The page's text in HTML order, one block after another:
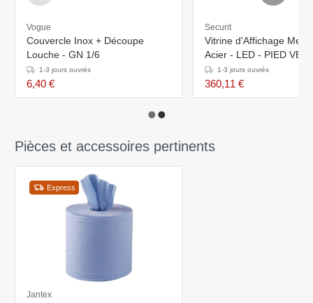
Vogue
Couvercle Inox + Découpe
Louche - GN 1/6
1-3 jours ouvrés
6,40 €
Securit
Vitrine d'Affichage
Acier - LED - PIED
SEPAREMENT
1-3 jours ouvrés
360,11 €
Pièces et accessoires pertinents
Express
Jantex